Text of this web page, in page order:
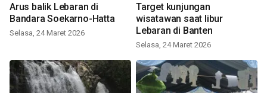
Arus balik Lebaran di
Bandara Soekarno-Hatta
Selasa, 24 Maret 2026
Target kunjungan
wisatawan saat libur
Lebaran di Banten
Selasa, 24 Maret 2026